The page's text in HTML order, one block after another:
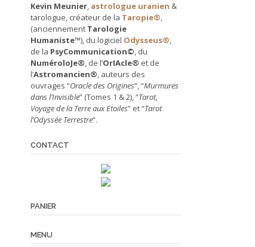
Kevin Meunier, astrologue uranien &
tarologue, créateur de la Taropie®,
(anciennement Tarologie
Humaniste™), du logiciel Odysseus®,
de la PsyCommunication©, du
NuméroloJe®, de l’OrIAcle® et de
l’Astromancien®, auteurs des
ouvrages “Oracle des Origines“, “Murmures
dans l’Invisible” (Tomes 1 & 2), “Tarot,
Voyage de la Terre aux Etoiles” et “Tarot
l’Odyssée Terrestre“.
CONTACT
PANIER
MENU